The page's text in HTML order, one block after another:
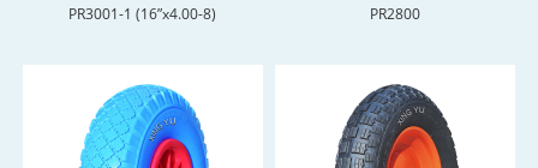
PR3001-1 (16”x4.00-8) PR2800